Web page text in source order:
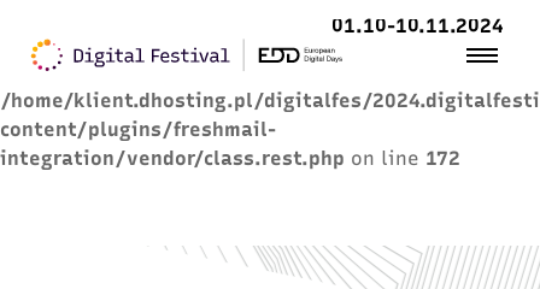
Warning : Trying to access array offset on value of
type null in
/home/klient.dhosting.pl/digitalfes/
content/plugins/freshmail-
integration/vendor/class.rest.php on line 172
01.10-10.11.2024